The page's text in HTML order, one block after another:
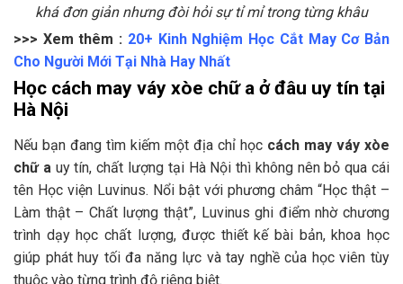
khá đơn giản nhưng đòi hỏi sự tỉ mỉ trong từng khâu
>>> Xem thêm : 20+ Kinh Nghiệm Học Cắt May Cơ Bản
Cho Người Mới Tại Nhà Hay Nhất
Học cách may váy xòe chữ a ở đâu uy tín tại
Hà Nội
Nếu bạn đang tìm kiếm một địa chỉ học cách may váy xòe
chữ a uy tín, chất lượng tại Hà Nội thì không nên bỏ qua cái
tên Học viện Luvinus. Nổi bật với phương châm “Học thật –
Làm thật – Chất lượng thật”, Luvinus ghi điểm nhờ chương
trình dạy học chất lượng, được thiết kế bài bản, khoa học
giúp phát huy tối đa năng lực và tay nghề của học viên tùy
thuộc vào từng trình độ riêng biệt.